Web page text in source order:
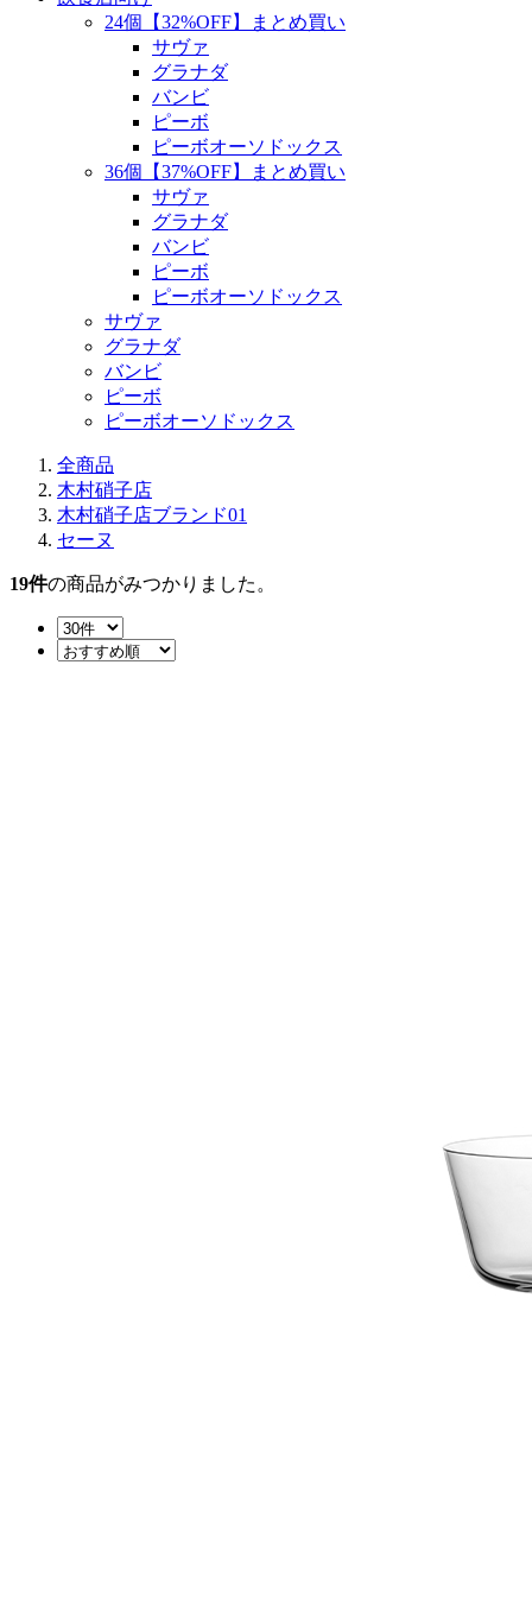
24個【32%OFF】まとめ買い
サヴァ
グラナダ
バンビ
ピーボ
ピーボオーソドックス
36個【37%OFF】まとめ買い
サヴァ
グラナダ
バンビ
ピーボ
ピーボオーソドックス
サヴァ
グラナダ
バンビ
ピーボ
ピーボオーソドックス
全商品
木村硝子店
木村硝子店ブランド01
セーヌ
19件の商品がみつかりました。